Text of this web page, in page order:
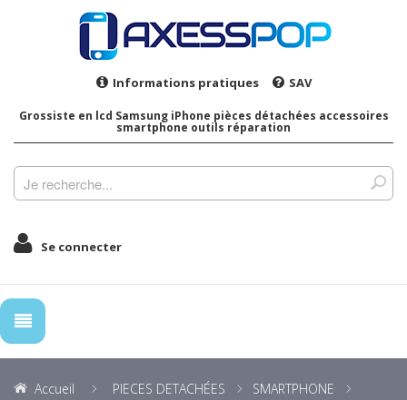
Informations pratiques SAV
Grossiste en lcd Samsung iPhone pièces détachées accessoires
smartphone outils réparation
Se connecter
Accueil PIECES DETACHÉES
SMARTPHONE